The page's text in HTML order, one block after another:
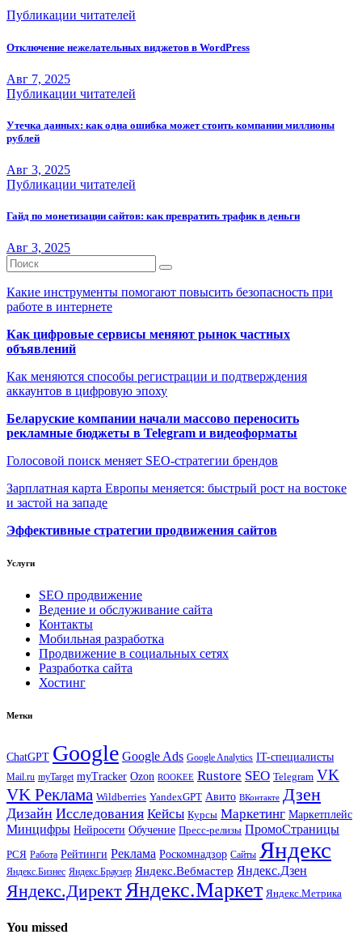
Публикации читателей
Отключение нежелательных виджетов в WordPress
Авг 7, 2025
Публикации читателей
Утечка данных: как одна ошибка может стоить компании миллионы
рублей
Авг 3, 2025
Публикации читателей
Гайд по монетизации сайтов: как превратить трафик в деньги
Авг 3, 2025
Какие инструменты помогают повысить безопасность при
работе в интернете
Как цифровые сервисы меняют рынок частных
объявлений
Как меняются способы регистрации и подтверждения
аккаунтов в цифровую эпоху
Беларуские компании начали массово переносить
рекламные бюджеты в Telegram и видеоформаты
Голосовой поиск меняет SEO-стратегии брендов
Зарплатная карта Европы меняется: быстрый рост на востоке
и застой на западе
Эффективные стратегии продвижения сайтов
Услуги
SEO продвижение
Ведение и обслуживание сайта
Контакты
Мобильная разработка
Продвижение в социальных сетях
Разработка сайта
Хостинг
Метки
ChatGPT Google Google Ads Google Analytics IT-специалисты
Mail.ru myTarget myTracker Ozon ROOKEE Rustore SEO Telegram VK
VK Реклама Wildberries YandexGPT Авито ВКонтакте Дзен
Дизайн Исследования Кейсы Курсы Маркетинг Маркетплейс
Минцифры Нейросети Обучение Пресс-релизы ПромоСтраницы
РСЯ Работа Рейтинги Реклама Роскомнадзор Сайты Яндекс
Яндекс.Бизнес Яндекс.Браузер Яндекс.Вебмастер Яндекс.Дзен
Яндекс.ДиректЯндекс.Маркет Яндекс.Метрика
You missed